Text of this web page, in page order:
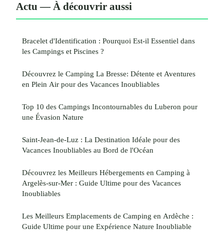
Actu — À découvrir aussi
Bracelet d'Identification : Pourquoi Est-il Essentiel dans
les Campings et Piscines ?
Découvrez le Camping La Bresse: Détente et Aventures
en Plein Air pour des Vacances Inoubliables
Top 10 des Campings Incontournables du Luberon pour
une Évasion Nature
Saint-Jean-de-Luz : La Destination Idéale pour des
Vacances Inoubliables au Bord de l'Océan
Découvrez les Meilleurs Hébergements en Camping à
Argelès-sur-Mer : Guide Ultime pour des Vacances
Inoubliables
Les Meilleurs Emplacements de Camping en Ardèche :
Guide Ultime pour une Expérience Nature Inoubliable